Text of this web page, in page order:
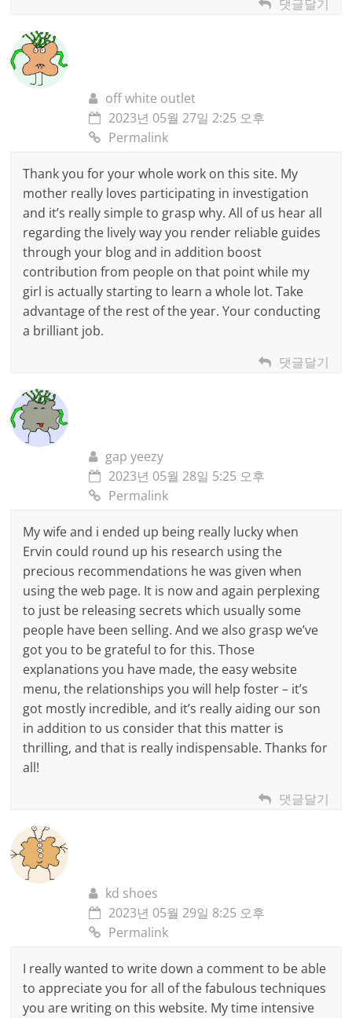
댓글달기
off white outlet
2023년 05월 27일 2:25 오후
Permalink
Thank you for your whole work on this site. My
mother really loves participating in investigation
and it’s really simple to grasp why. All of us hear all
regarding the lively way you render reliable guides
through your blog and in addition boost
contribution from people on that point while my
girl is actually starting to learn a whole lot. Take
advantage of the rest of the year. Your conducting
a brilliant job.
댓글달기
gap yeezy
2023년 05월 28일 5:25 오후
Permalink
My wife and i ended up being really lucky when
Ervin could round up his research using the
precious recommendations he was given when
using the web page. It is now and again perplexing
to just be releasing secrets which usually some
people have been selling. And we also grasp we’ve
got you to be grateful to for this. Those
explanations you have made, the easy website
menu, the relationships you will help foster – it’s
got mostly incredible, and it’s really aiding our son
in addition to us consider that this matter is
thrilling, and that is really indispensable. Thanks for
all!
댓글달기
kd shoes
2023년 05월 29일 8:25 오후
Permalink
I really wanted to write down a comment to be able
to appreciate you for all of the fabulous techniques
you are writing on this website. My time intensive